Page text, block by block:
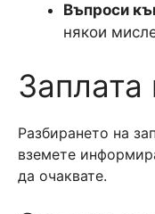
Въпроси
някои
Заплата
Разбирането на
вземете
да очаквате.